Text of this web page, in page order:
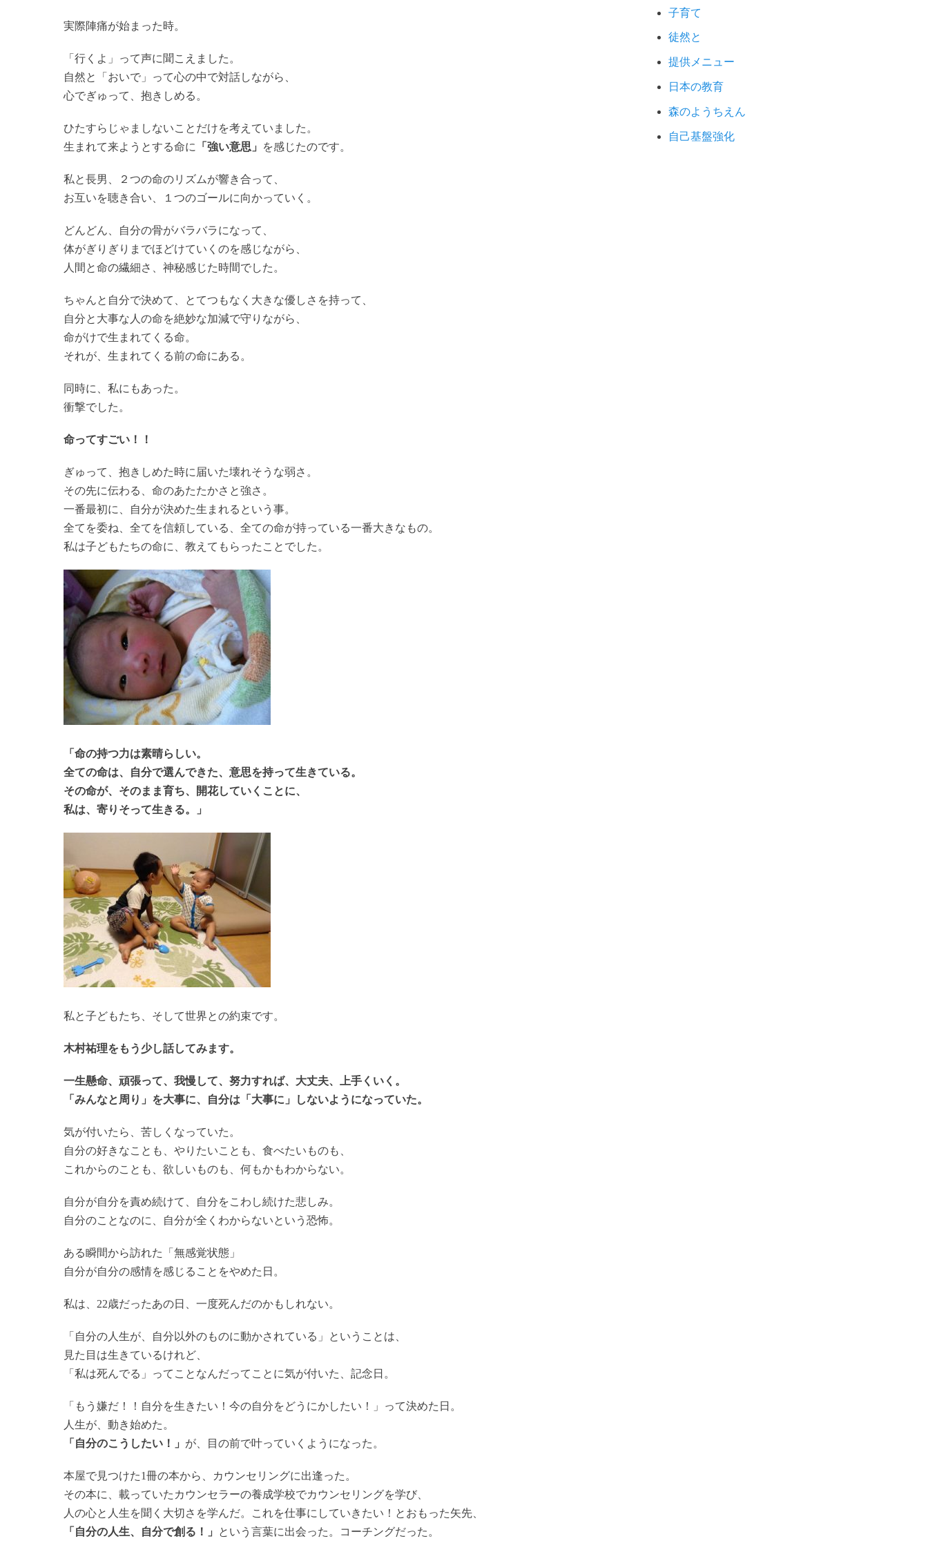
実際陣痛が始まった時。
「行くよ」って声に聞こえました。
自然と「おいで」って心の中で対話しながら、
心でぎゅって、抱きしめる。
ひたすらじゃましないことだけを考えていました。
生まれて来ようとする命に
「強い意思」 を感じたのです。
私と長男、２つの命のリズムが響き合って、
お互いを聴き合い、１つのゴールに向かっていく。
どんどん、自分の骨がバラバラになって、
体がぎりぎりまでほどけていくのを感じながら、
人間と命の繊細さ、神秘感じた時間でした。
ちゃんと自分で決めて、とてつもなく大きな優しさを持って、
自分と大事な人の命を絶妙な加減で守りながら、
命がけで生まれてくる命。
それが、生まれてくる前の命にある。
同時に、私にもあった。
衝撃でした。
命ってすごい！！
ぎゅって、抱きしめた時に届いた壊れそうな弱さ。
その先に伝わる、命のあたたかさと強さ。
一番最初に、自分が決めた生まれるという事。
全てを委ね、全てを信頼している、全ての命が持っている一番大きなもの。
私は子どもたちの命に、教えてもらったことでした。
「命の持つ力は素晴らしい。
全ての命は、自分で選んできた、意思を持って生きている。
その命が、そのまま育ち、開花していくことに、
私は、寄りそって生きる。」
私と子どもたち、そして世界との約束です。
木村祐理をもう少し話してみます。
一生懸命、頑張って、我慢して、努力すれば、大丈夫、上手くいく。
「みんなと周り」を大事に、自分は「大事に」しないようになっていた。
気が付いたら、苦しくなっていた。
自分の好きなことも、やりたいことも、食べたいものも、
これからのことも、欲しいものも、何もかもわからない。
自分が自分を責め続けて、自分をこわし続けた悲しみ。
自分のことなのに、自分が全くわからないという恐怖。
ある瞬間から訪れた「無感覚状態」
自分が自分の感情を感じることをやめた日。
私は、22歳だったあの日、一度死んだのかもしれない。
「自分の人生が、自分以外のものに動かされている」ということは、
見た目は生きているけれど、
「私は死んでる」ってことなんだってことに気が付いた、記念日。
「もう嫌だ！！自分を生きたい！今の自分をどうにかしたい！」って決めた日。
人生が、動き始めた。
「自分のこうしたい！」 が、目の前で叶っていくようになった。
本屋で見つけた1冊の本から、カウンセリングに出逢った。
その本に、載っていたカウンセラーの養成学校でカウンセリングを学び、
人の心と人生を聞く大切さを学んだ。これを仕事にしていきたい！とおもった矢先、
「自分の人生、自分で創る！」
という言葉に出会った。コーチングだった。
子育て
徒然と
提供メニュー
日本の教育
森のようちえん
自己基盤強化